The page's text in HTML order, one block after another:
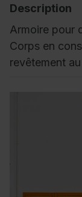
Description
Armoire pour
Corps en
revêtement